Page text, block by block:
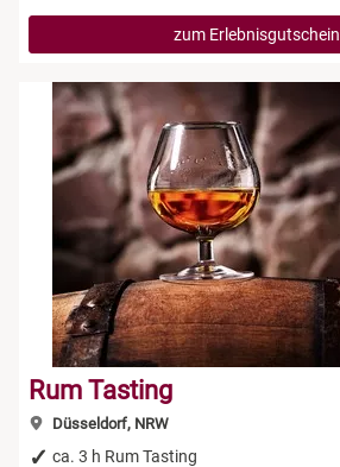
zum Erlebnisgutschein
Rum Tasting
Düsseldorf, NRW
ca. 3 h Rum Tasting